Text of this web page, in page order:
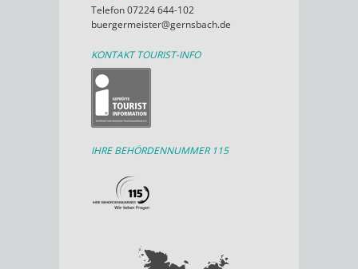
Telefon 07224 644-102
buergermeister@gernsbach.de
KONTAKT TOURIST-INFO
IHRE BEHÖRDENNUMMER 115